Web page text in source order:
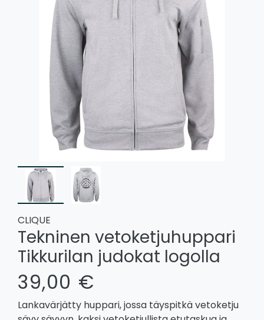
CLIQUE
Tekninen vetoketjuhuppari
Tikkurilan judokat logolla
39,00 €
Lankavärjätty huppari, jossa täyspitkä vetoketju